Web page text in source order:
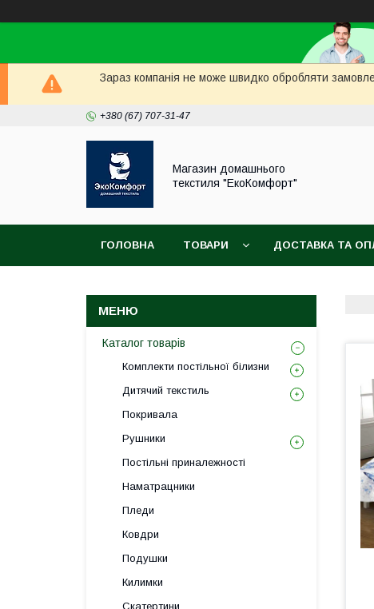
Зараз компанія не може швидко обробляти
+380 (67) 707-31-47
Магазин домашнього
текстиля "ЕкоКомфорт"
ГОЛОВНА ТОВАРИ ДОСТАВКА ТА
Каталог товарів
Комплекти постільної білизни
Дитячий текстиль
Покривала
Рушники
Постільні приналежності
Наматрацники
Пледи
Ковдри
Подушки
Килимки
Скатертини